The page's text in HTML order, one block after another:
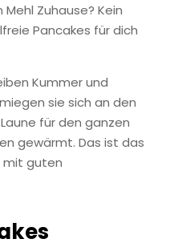
Zuhause? Kein
Pancakes für dich
Kummer und
sie sich an den
für den ganzen
gewärmt. Das ist das
mit guten